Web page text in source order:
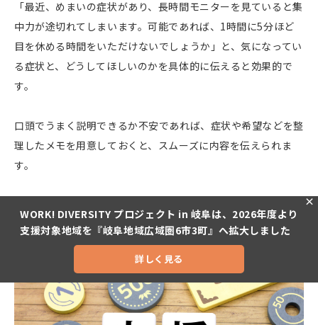
「最近、めまいの症状があり、長時間モニターを見ていると集
中力が途切れてしまいます。可能であれば、1時間に5分ほど
目を休める時間をいただけないでしょうか」と、気になってい
る症状と、どうしてほしいのかを具体的に伝えると効果的で
す。
口頭でうまく説明できるか不安であれば、症状や希望などを整
理したメモを用意しておくと、スムーズに内容を伝えられま
す。
仕事を休む・辞めるときに使える支援制度
WORK! DIVERSITY プロジェクト in 岐阜は、2026年度より
支援対象地域を『岐阜地域広域圏6市3町』へ拡大しました
詳しく見る
×
お問い合わせ お電話 facebook Instagram